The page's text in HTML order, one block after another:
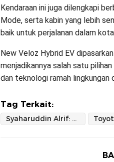
Kendaraan ini juga dilengkapi
Mode, serta kabin yang lebih
baik untuk perjalanan dalam
New Veloz Hybrid EV
menjadikannya salah satu
dan teknologi ramah
Tag Terkait:
Syaharuddin Alrif: Momentum Bisnis di Tengah Ekonomi Melesat